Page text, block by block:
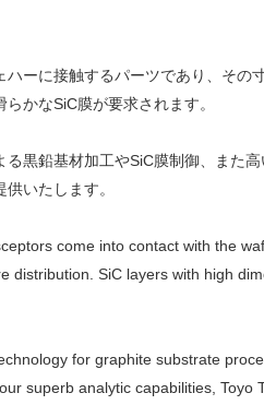
ハーに接触するパーツであり、そ
かなSiC膜が要求されます。
る黒鉛基材加工やSiC膜制御、また
いたします。
come into contact with the
distribution. SiC layers with high
for graphite substrate
superb analytic capabilities, Toyo